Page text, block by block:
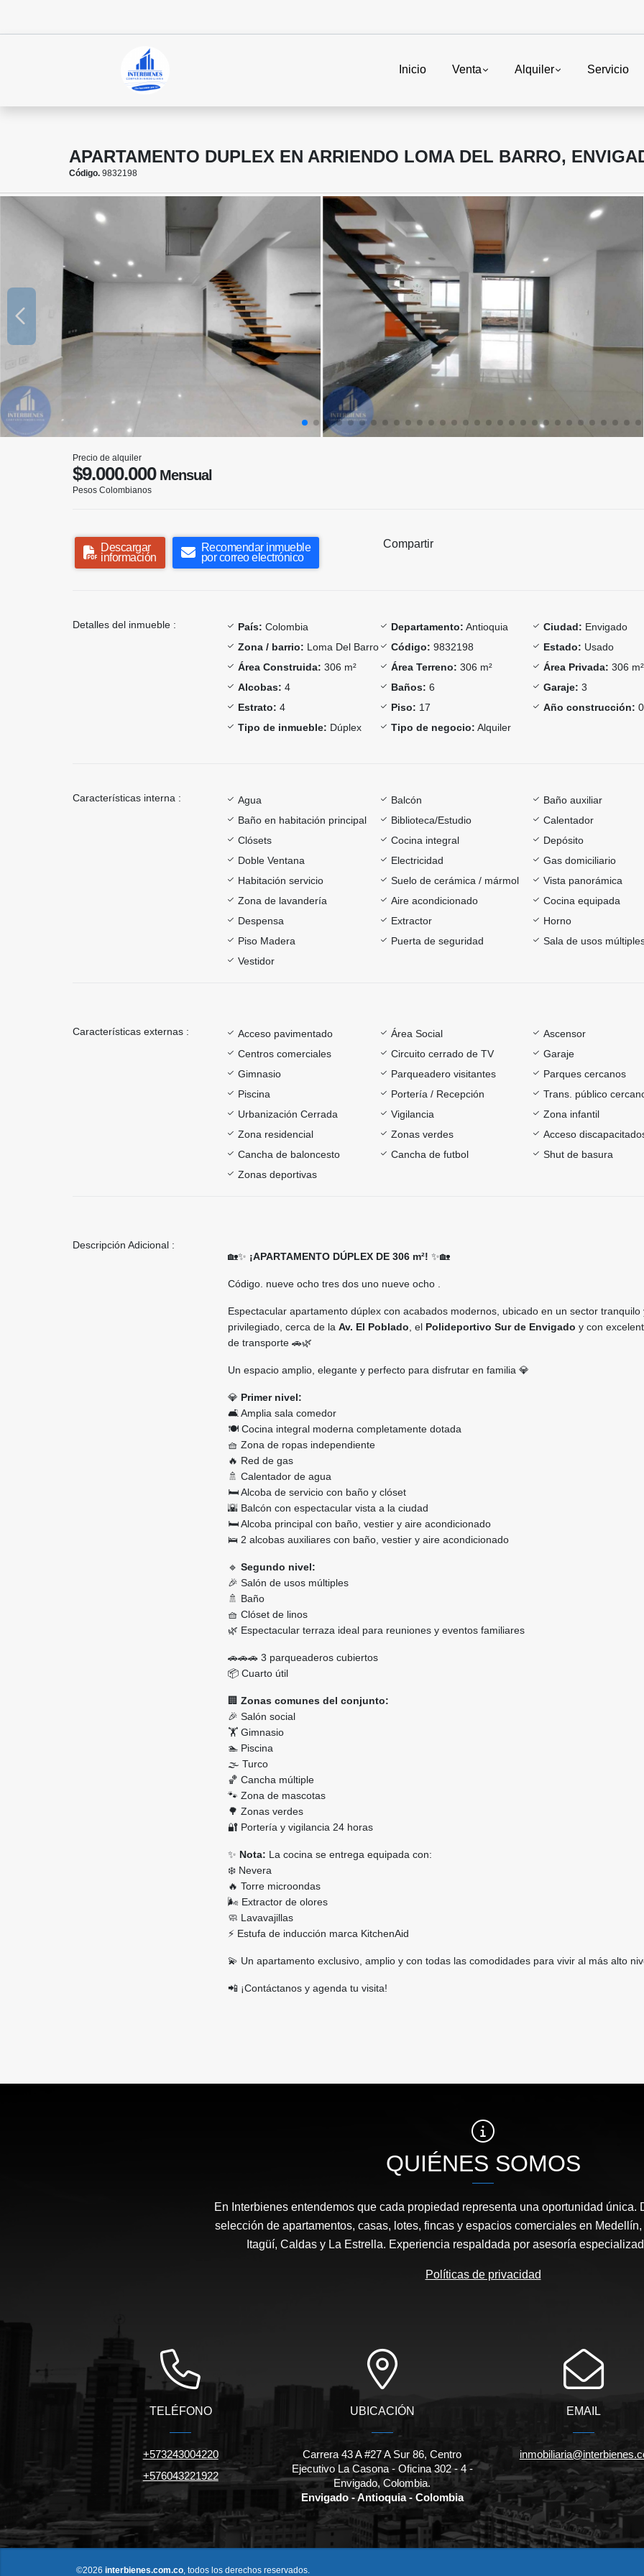
Inicio Venta Alquiler Servicio
APARTAMENTO DUPLEX EN ARRIENDO LOMA DEL BARRO,
Código. 9832198
Precio de alquiler
$9.000.000Mensual
Pesos Colombianos
Descargar
información
Recomendar inmueble
por correo electrónico
Compartir
Detalles del inmueble : País: Colombia Departamento: Antioquia Ciudad: Envigado
Zona / barrio: Loma Del Barro Código: 9832198 Estado: Usado
Área Construida: 306 m² Área Terreno: 306 m² Área Privada: 306 m²
Alcobas: 4 Baños: 6 Garaje: 3
Estrato: 4 Piso: 17 Año construcción:
Tipo de inmueble: Dúplex Tipo de negocio: Alquiler
Características interna : Agua Balcón
Baño auxiliar
Baño en habitación principal
Biblioteca/Estudio
Calentador
Clósets
Cocina integral
Depósito
Doble Ventana
Electricidad
Gas domiciliario
Habitación servicio
Suelo de cerámica / mármol
Vista panorámica
Zona de lavandería
Aire acondicionado
Cocina equipada
Despensa
Extractor
Horno
Piso Madera
Puerta de seguridad
Sala de usos
Vestidor
Características externas : Acceso pavimentado Área Social
Ascensor
Centros comerciales
Circuito cerrado de TV
Garaje
Gimnasio
Parqueadero visitantes
Parques cercanos
Piscina
Portería / Recepción
Trans. público
Urbanización Cerrada
Vigilancia
Zona infantil
Zona residencial
Zonas verdes
Acceso
Cancha de baloncesto
Cancha de futbol
Shut de basura
Zonas deportivas
Descripción Adicional :
🏡✨ ¡APARTAMENTO DÚPLEX DE 306 m²! ✨🏡
Código. nueve ocho tres dos uno nueve ocho .
Espectacular apartamento dúplex con acabados modernos, ubicado en un sector tranquilo
privilegiado, cerca de la Av. El Poblado , el Polideportivo Sur de Envigado y con
de transporte 🚗🌿
Un espacio amplio, elegante y perfecto para disfrutar en familia 💎
💎 Primer nivel:
🛋️ Amplia sala comedor
🍽️ Cocina integral moderna completamente dotada
🧺 Zona de ropas independiente
🔥 Red de gas
🚿 Calentador de agua
🛏️ Alcoba de servicio con baño y clóset
🌇 Balcón con espectacular vista a la ciudad
🛏️ Alcoba principal con baño, vestier y aire acondicionado
🛌 2 alcobas auxiliares con baño, vestier y aire acondicionado
🔹 Segundo nivel:
🎉 Salón de usos múltiples
🚿 Baño
🧺 Clóset de linos
🌿 Espectacular terraza ideal para reuniones y eventos familiares
🚗🚗🚗 3 parqueaderos cubiertos
📦 Cuarto útil
🏢 Zonas comunes del conjunto:
🎉 Salón social
🏋️ Gimnasio
🏊 Piscina
🌫️ Turco
🏀 Cancha múltiple
🐾 Zona de mascotas
🌳 Zonas verdes
🔐 Portería y vigilancia 24 horas
✨ Nota: La cocina se entrega equipada con:
❄️ Nevera
🔥 Torre microondas
🌬️ Extractor de olores
🧼 Lavavajillas
⚡ Estufa de inducción marca KitchenAid
💫 Un apartamento exclusivo, amplio y con todas las comodidades para vivir al más alto
📲 ¡Contáctanos y agenda tu visita!
QUIÉNES SOMOS
En Interbienes entendemos que cada propiedad representa una oportunidad única.
selección de apartamentos, casas, lotes, fincas y espacios comerciales en
Itagüí, Caldas y La Estrella. Experiencia respaldada por asesoría
Políticas de privacidad
TELÉFONO
+573243004220
+576043221922
UBICACIÓN
Carrera 43 A #27 A Sur 86, Centro
Ejecutivo La Casona - Oficina 302 - 4 -
Envigado, Colombia.
Envigado - Antioquia - Colombia
EMAIL
©2026 interbienes.com.co , todos los derechos reservados.